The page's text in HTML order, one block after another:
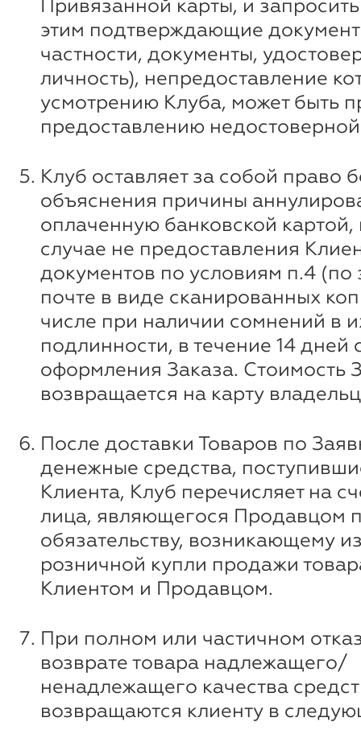
Привязанной карты, и
этим подтверждающие
частности, документы,
личность), непредоставление
усмотрению Клуба, может быть
предоставлению
Клуб оставляет за собой право
объяснения причины
оплаченную банковской картой,
случае не предоставления
документов по условиям п.4 (по
почте в виде сканированных
числе при наличии сомнений в
подлинности, в течение 14 дней
оформления Заказа. Стоимость
возвращается на карту
После доставки Товаров по
денежные средства,
Клиента, Клуб перечисляет на
лица, являющегося Продавцом
обязательству, возникающему
розничной купли продажи
Клиентом и Продавцом.
При полном или частичном
возврате товара надлежащего/
ненадлежащего качества
возвращаются клиенту в